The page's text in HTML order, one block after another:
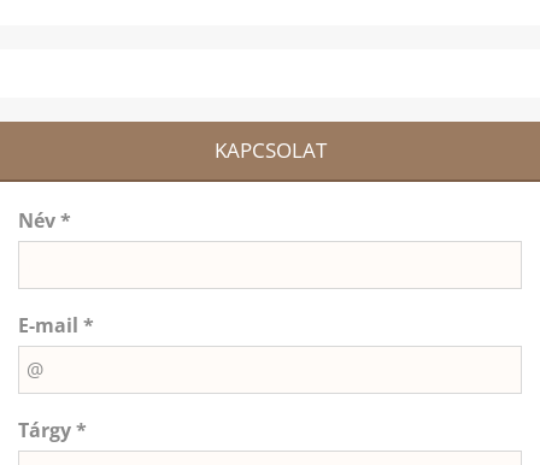
KAPCSOLAT
Név *
E-mail *
Tárgy *